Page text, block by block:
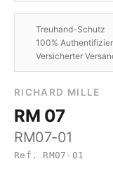
Treuhand-Schutz
100%
Versicherter
RICHARD MILLE
RM 07
RM07-01
Ref. RM07-01